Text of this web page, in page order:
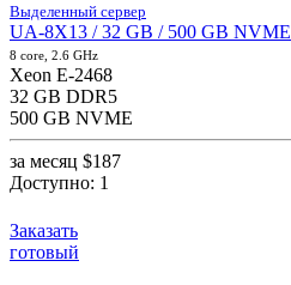
Выделенный сервер
UA-8X13 / 32 GB / 500 GB NVME
8 core, 2.6 GHz
Xeon E-2468
32 GB DDR5
500 GB NVME
за месяц $187
Доступно: 1
Заказать
готовый